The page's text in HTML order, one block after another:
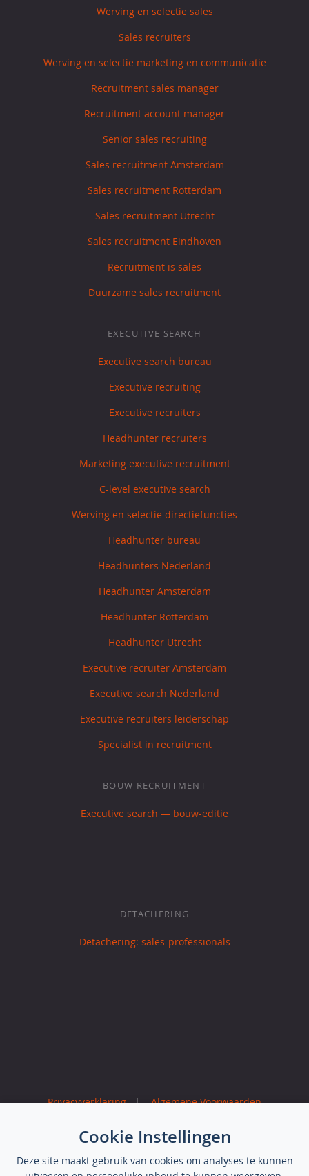
Werving en selectie sales
Sales recruiters
Werving en selectie marketing en communicatie
Recruitment sales manager
Recruitment account manager
Senior sales recruiting
Sales recruitment Amsterdam
Sales recruitment Rotterdam
Sales recruitment Utrecht
Sales recruitment Eindhoven
Recruitment is sales
Duurzame sales recruitment
EXECUTIVE SEARCH
Executive search bureau
Executive recruiting
Executive recruiters
Headhunter recruiters
Marketing executive recruitment
C-level executive search
Werving en selectie directiefuncties
Headhunter bureau
Headhunters Nederland
Headhunter Amsterdam
Headhunter Rotterdam
Headhunter Utrecht
Executive recruiter Amsterdam
Executive search Nederland
Executive recruiters leiderschap
Specialist in recruitment
BOUW RECRUITMENT
Executive search — bouw-editie
DETACHERING
Detachering: sales-professionals
Privacyverklaring|Algemene Voorwaarden
Cookie Instellingen
Deze site maakt gebruik van cookies om analyses te kunnen